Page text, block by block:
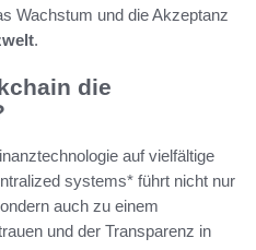
Wachstum und die Akzeptanz
.
die
auf vielfältige
systems* führt nicht nur
auch zu einem
und der Transparenz in